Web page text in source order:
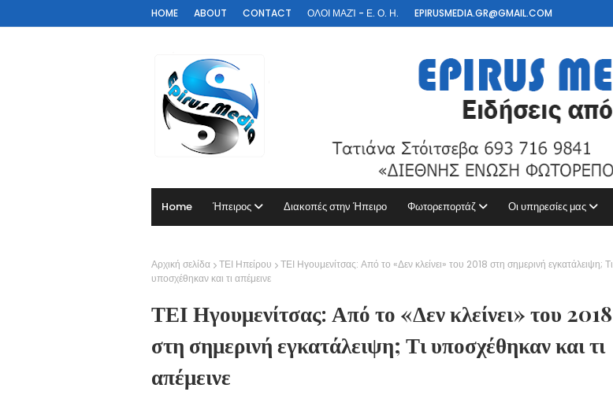
HOME ABOUT CONTACT ΟΛΟΙ ΜΑΖΊ - Ε. Ο. Η. EPIRUSMEDIA.GR@GMAIL.COM
Home Ήπειρος Διακοπές στην Ήπειρο Φωτορεπορτάζ Οι υπηρεσίες μας
Αρχική σελίδα ΤΕΙ Ηπείρου
ΤΕΙ Ηγουμενίτσας: Από το «Δεν κλείνει» του 2018 στη σημερινή εγκατάλειψη; Τι
υποσχέθηκαν και τι απέμεινε
ΤΕΙ Ηγουμενίτσας: Από το «Δεν κλείνει» του 2018
στη σημερινή εγκατάλειψη; Τι υποσχέθηκαν και τι
απέμεινε